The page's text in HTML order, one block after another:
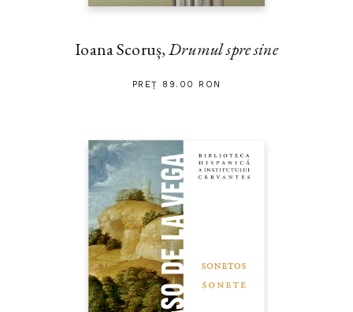
Ioana Scoruș,Drumul spre sine
PREȚ 89.00 RON